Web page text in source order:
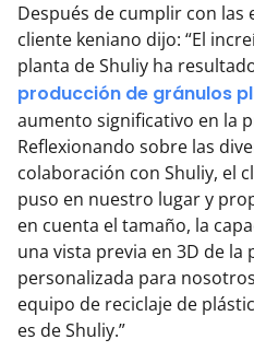
Después de cumplir con las
cliente keniano dijo: “El
planta de Shuliy ha
producción de gránulos
aumento significativo en la
Reflexionando sobre las
colaboración con Shuliy, el
puso en nuestro lugar y
en cuenta el tamaño, la
una vista previa en 3D de la
personalizada para
equipo de reciclaje de
es de Shuliy.”